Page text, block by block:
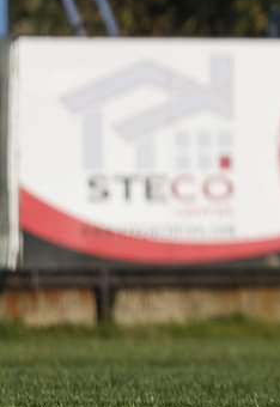
SFK 2000
historije: